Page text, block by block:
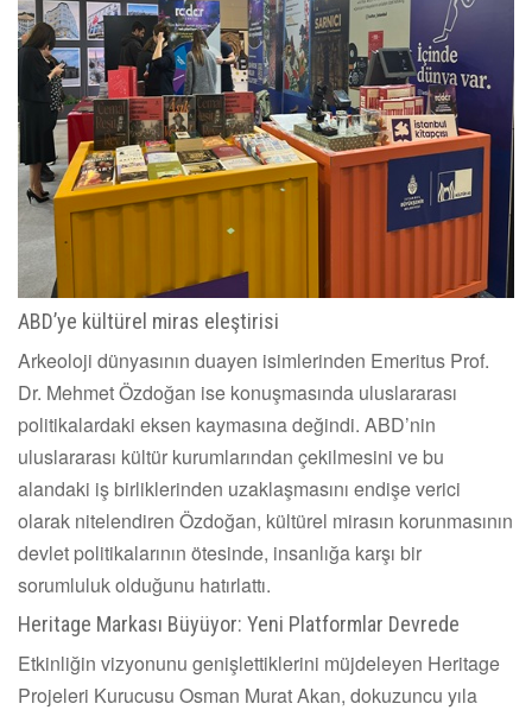
ABD’ye kültürel miras eleştirisi
Arkeoloji dünyasının duayen isimlerinden Emeritus Prof.
Dr. Mehmet Özdoğan ise konuşmasında uluslararası
politikalardaki eksen kaymasına değindi. ABD’nin
uluslararası kültür kurumlarından çekilmesini ve bu
alandaki iş birliklerinden uzaklaşmasını endişe verici
olarak nitelendiren Özdoğan, kültürel mirasın korunmasının
devlet politikalarının ötesinde, insanlığa karşı bir
sorumluluk olduğunu hatırlattı.
Heritage Markası Büyüyor: Yeni Platformlar Devrede
Etkinliğin vizyonunu genişlettiklerini müjdeleyen Heritage
Projeleri Kurucusu Osman Murat Akan, dokuzuncu yıla